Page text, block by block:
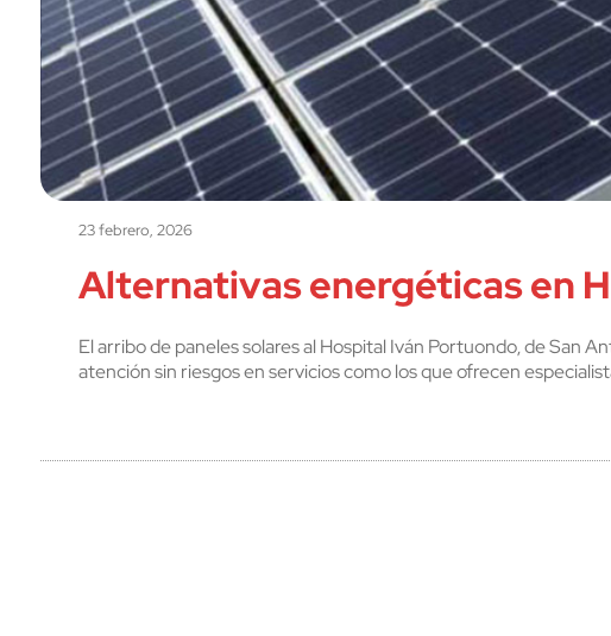
23 febrero, 2026
Alternativas energéticas en
El arribo de paneles solares al Hospital Iván Portuondo, de San
atención sin riesgos en servicios como los que ofrecen